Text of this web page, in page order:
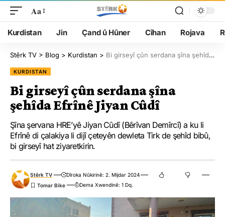
Aa
Kurdistan Jin Çand û Hûner Cîhan Rojava
Stêrk TV > Blog > Kurdistan > Bi girseyî çûn serdana şîna şehîda Efrînê Jiyan Cûdî
KURDISTAN
Bi girseyî çûn serdana şîna
şehîda Efrînê Jiyan Cûdî
Şîna şervana HRE’yê Jiyan Cûdî (Bêrîvan Demîrcî) a ku li
Efrînê di çalakiya li dijî çeteyên dewleta Tirk de şehîd bibû,
bi girseyî hat ziyaretkirin.
Stêrk TV
Dîroka Nûkirinê: 2. Mijdar 2024
Dema Xwendinê: 1 Dq.